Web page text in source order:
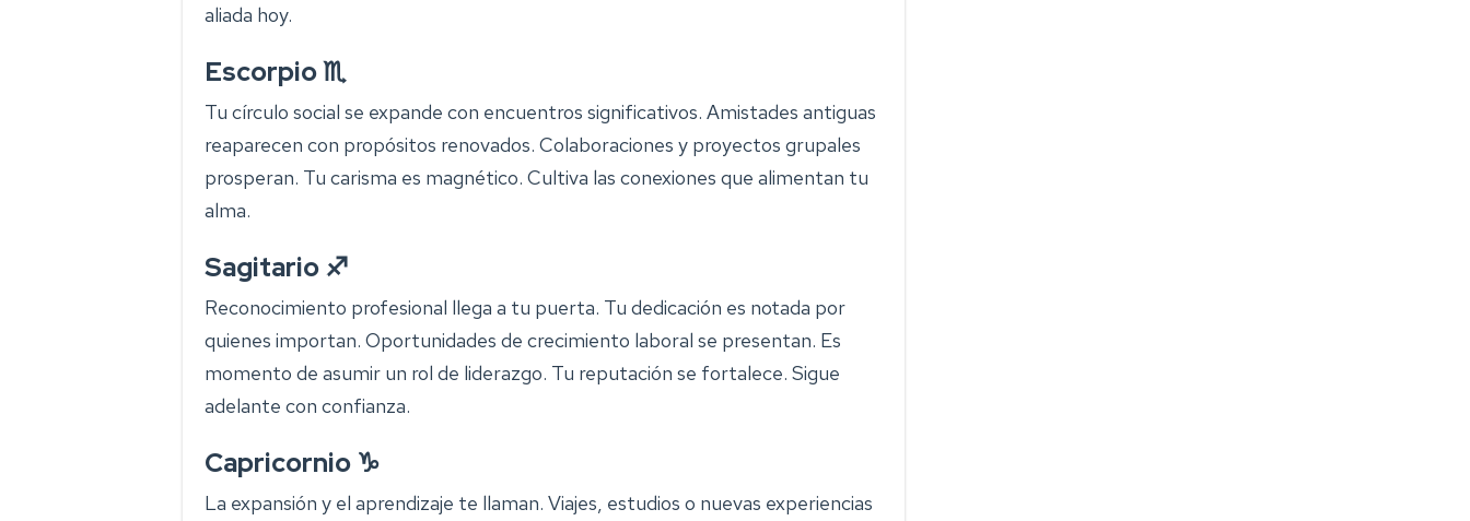
aliada hoy.
Escorpio ♏
Tu círculo social se expande con encuentros significativos. Amistades antiguas
reaparecen con propósitos renovados. Colaboraciones y proyectos grupales
prosperan. Tu carisma es magnético. Cultiva las conexiones que alimentan tu
alma.
Sagitario ♐
Reconocimiento profesional llega a tu puerta. Tu dedicación es notada por
quienes importan. Oportunidades de crecimiento laboral se presentan. Es
momento de asumir un rol de liderazgo. Tu reputación se fortalece. Sigue
adelante con confianza.
Capricornio ♑
La expansión y el aprendizaje te llaman. Viajes, estudios o nuevas experiencias